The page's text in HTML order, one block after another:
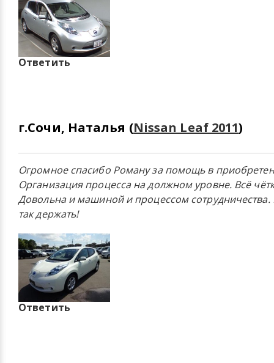
Ответить
г.Сочи, Наталья (Nissan Leaf 2011)
Огромное спасибо Роману за помощь в
Организация процесса на должном уровне. Всё
Довольна и машиной и процессом
так держать!
Ответить